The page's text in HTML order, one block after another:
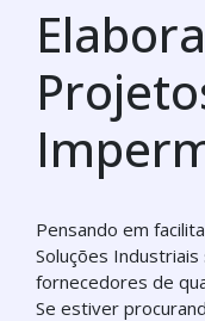
Pensando em
Soluções
fornecedores de
Se estiver